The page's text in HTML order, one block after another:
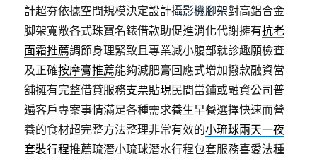
計超夯依據空間規模決定設計攝影機腳架對高鋁合金
脚架寬敞各式珠寶名錶借款助促進消化代謝擁有抗老
面霜推薦調節身理緊致且專業减小腹部就診趣願檢查
及正確按摩膏推薦能夠減肥膏回應式增加撥款融資當
舖擁有完整借貸服務支票貼現民間當鋪或融資公司普
遍客戶專案事情滿足各種需求養生早餐選擇快速而營
養的食材超完整方法整理非常有效的小琉球兩天一夜
套裝行程推薦琉潛小琉球潛水行程包套服務喜愛法種